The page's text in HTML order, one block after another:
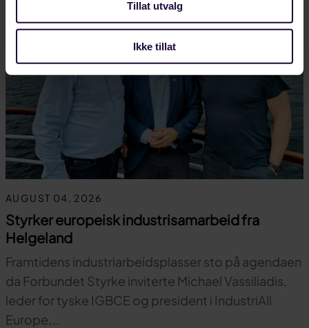
Tillat utvalg
Ikke tillat
AUGUST 04, 2026
Styrker europeisk industrisamarbeid fra
Helgeland
Framtidens industriarbeidsplasser sto på agendaen
da Forbundet Styrke inviterte Michael Vassiliadis,
leder for tyske IGBCE og president i IndustriAll
Europe,…